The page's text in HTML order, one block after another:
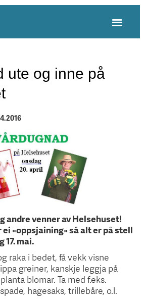
ute og inne på
andre venner av Helsehuset!
«oppsjaining» så alt er på stell
mai.
raka i bedet, få vekk visne
greiner, kanskje leggja på
blomar. Ta med f.eks.
hagesaks, trillebåre, o.l.